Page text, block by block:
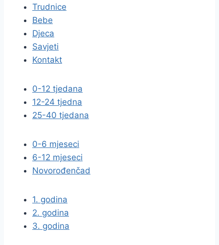
Trudnice
Bebe
Djeca
Savjeti
Kontakt
0-12 tjedana
12-24 tjedna
25-40 tjedana
0-6 mjeseci
6-12 mjeseci
Novorođenčad
1. godina
2. godina
3. godina